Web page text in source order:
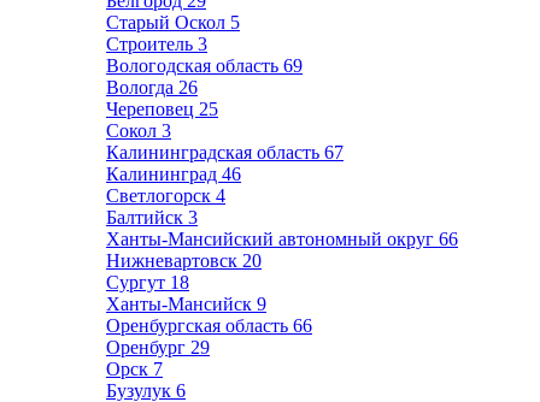
Старый Оскол 5
Строитель 3
Вологодская область 69
Вологда 26
Череповец 25
Сокол 3
Калининградская область 67
Калининград 46
Светлогорск 4
Балтийск 3
Ханты-Мансийский автономный округ 66
Нижневартовск 20
Сургут 18
Ханты-Мансийск 9
Оренбургская область 66
Оренбург 29
Орск 7
Бузулук 6